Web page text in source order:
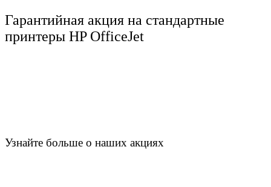
Гарантийная акция на стандартные
принтеры HP OfficeJet
Узнайте больше о наших акциях